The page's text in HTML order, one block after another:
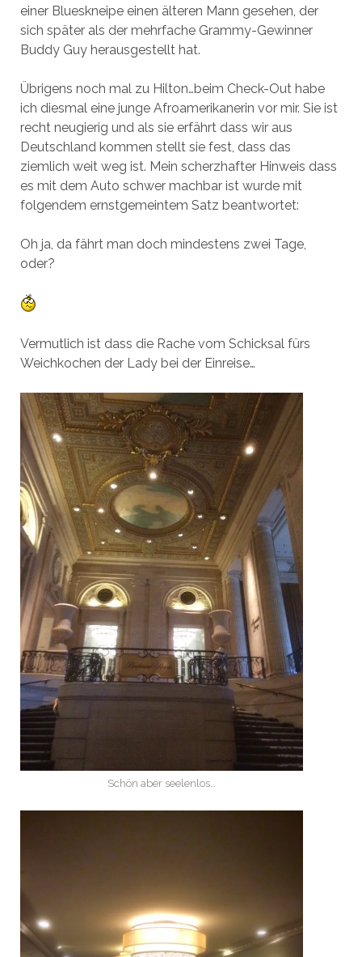
einer Blueskneipe einen älteren Mann gesehen, der
sich später als der mehrfache Grammy-Gewinner
Buddy Guy herausgestellt hat.
Übrigens noch mal zu Hilton…beim Check-Out habe
ich diesmal eine junge Afroamerikanerin vor mir. Sie ist
recht neugierig und als sie erfährt dass wir aus
Deutschland kommen stellt sie fest, dass das
ziemlich weit weg ist. Mein scherzhafter Hinweis dass
es mit dem Auto schwer machbar ist wurde mit
folgendem ernstgemeintem Satz beantwortet:
Oh ja, da fährt man doch mindestens zwei Tage,
oder?
Vermutlich ist dass die Rache vom Schicksal fürs
Weichkochen der Lady bei der Einreise…
Schön aber seelenlos…